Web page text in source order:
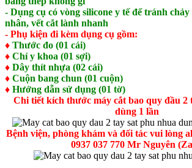
- Dụng cụ có vòng silicone y tế để tránh
nhân, vết cắt lành nhanh
- Phụ kiện đi kèm dụng cụ gồm:
♦ Thước đo (01 cái)
♦ Chỉ y khoa (01 sợi)
♦ Dây thít nhựa (02 cái)
♦ Cuộn bang chun (01 cuộn)
♦ Hướng dẫn sử dụng (01 tờ)
Chi tiết kích thước máy cắt bao quy đầu 2
dùng 1 lần
Bệnh viện, phòng khám và đối tác vui lòng
0937 037 770 Mr Nguyên